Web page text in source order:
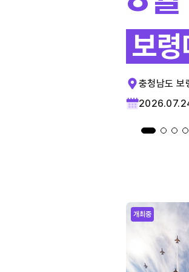
보
충청남도 보
개최중